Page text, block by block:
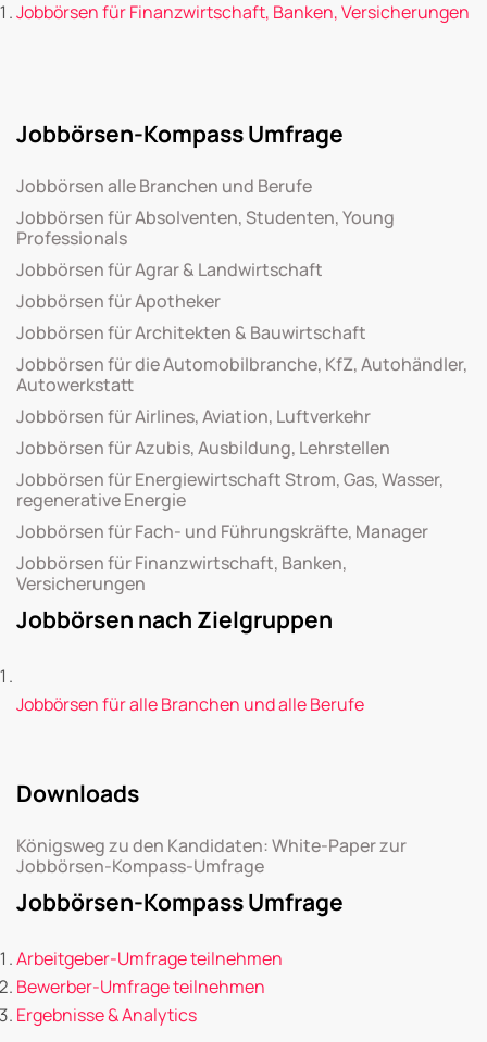
Jobbörsen für Finanzwirtschaft, Banken, Versicherungen
Jobbörsen-Kompass Umfrage
Jobbörsen alle Branchen und Berufe
Jobbörsen für Absolventen, Studenten, Young
Professionals
Jobbörsen für Agrar & Landwirtschaft
Jobbörsen für Apotheker
Jobbörsen für Architekten & Bauwirtschaft
Jobbörsen für die Automobilbranche, KfZ, Autohändler,
Autowerkstatt
Jobbörsen für Airlines, Aviation, Luftverkehr
Jobbörsen für Azubis, Ausbildung, Lehrstellen
Jobbörsen für Energiewirtschaft Strom, Gas, Wasser,
regenerative Energie
Jobbörsen für Fach- und Führungskräfte, Manager
Jobbörsen für Finanzwirtschaft, Banken,
Versicherungen
Jobbörsen nach Zielgruppen
Jobbörsen für alle Branchen und alle Berufe
Downloads
Königsweg zu den Kandidaten: White-Paper zur
Jobbörsen-Kompass-Umfrage
Jobbörsen-Kompass Umfrage
Arbeitgeber-Umfrage teilnehmen
Bewerber-Umfrage teilnehmen
Ergebnisse & Analytics